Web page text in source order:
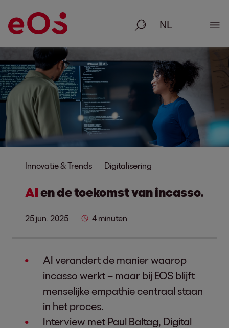
Zoeken
Innovatie & Trends Digitalisering
AIen de toekomst van incasso.
25 jun. 2025 4 minuten
AI verandert de manier waarop
incasso werkt – maar bij EOS blijft
menselijke empathie centraal staan
in het proces.
Interview met Paul Baltag, Digital